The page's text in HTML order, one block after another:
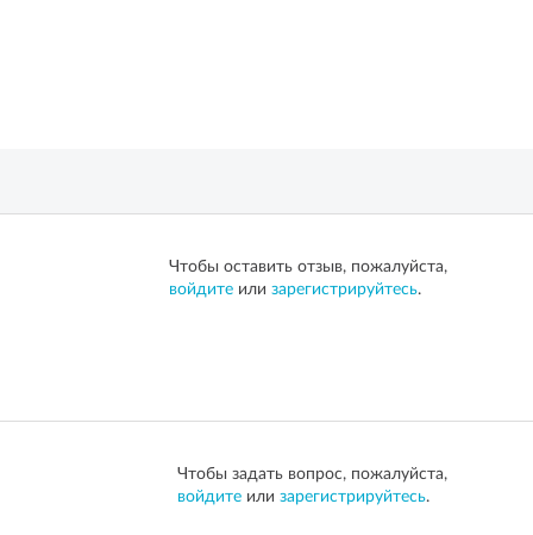
Чтобы оставить отзыв, пожалуйста,
войдите или зарегистрируйтесь.
Чтобы задать вопрос, пожалуйста,
войдите или зарегистрируйтесь.